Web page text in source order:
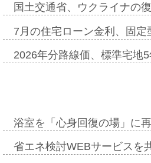
国土交通省、ウクライナの
7月の住宅ローン金利、固
2026年分路線価、標準宅地
浴室を「心身回復の場」に
省エネ検討WEBサービスを